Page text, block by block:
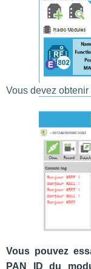
Vous devez
Vous pouvez
PAN ID du